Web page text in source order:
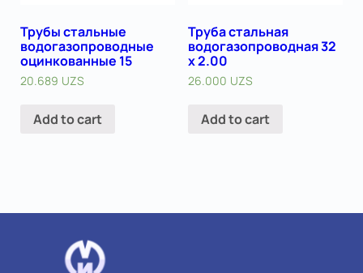
Трубы стальные
водогазопроводные
оцинкованные 15
20.689 UZS
Add to cart
Труба стальная
водогазопроводная 32
х 2.00
26.000 UZS
Add to cart